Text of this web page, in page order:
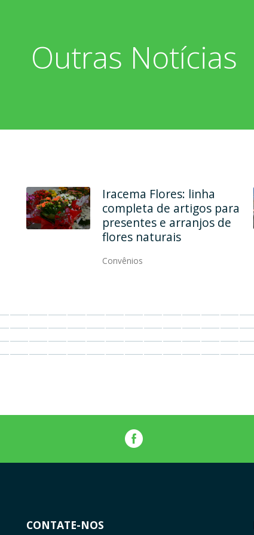
Outras Notícias
Em dois endereços, Ana
Maria Modas une
qualidade, elegância e
modernidade
Convênios
CONTATE-NOS